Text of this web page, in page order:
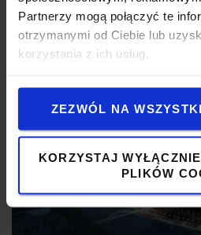
Partnerzy mogą połączyć te
otrzymanymi od Ciebie lub
korzystania z ich usług.
ZEZWÓL NA
KORZYSTAJ
PLIKÓW